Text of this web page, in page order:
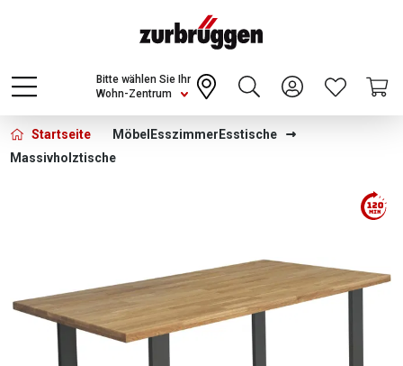
Choose a different country or region to see
content for your location and shop online
CONTINUE
Wohn-Zentrum
Bitte wählen Sie Ihr
Startseite Möbel Esszimmer Esstische
Massivholztische